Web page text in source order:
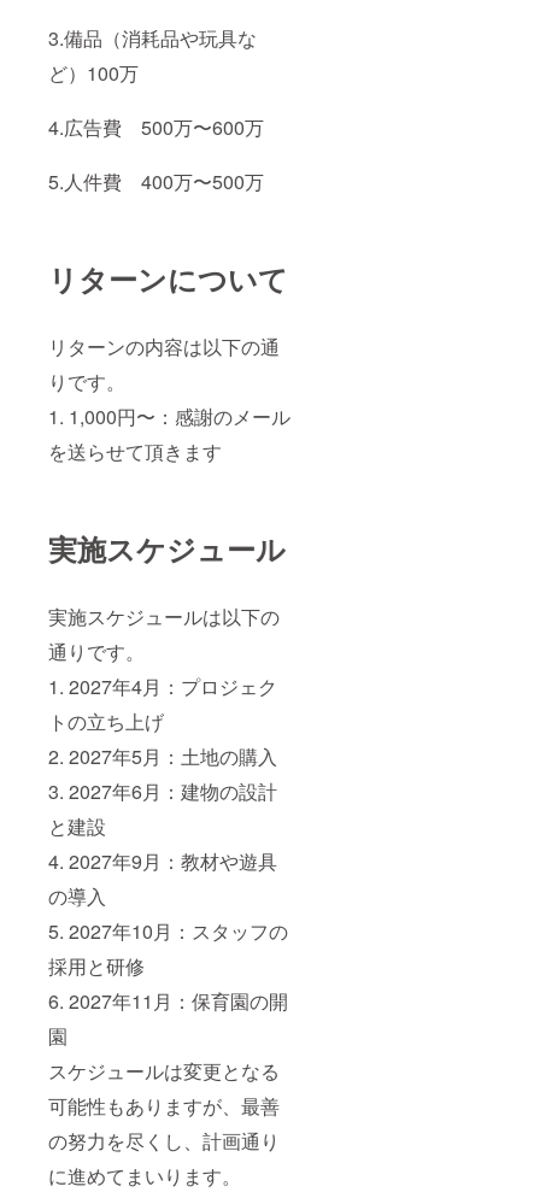
3.備品（消耗品や玩具な
ど）100万
4.広告費 500万〜600万
5.人件費 400万〜500万
リターンについて
リターンの内容は以下の通
りです。
1. 1,000円〜：感謝のメール
を送らせて頂きます
実施スケジュール
実施スケジュールは以下の
通りです。
1. 2027年4月：プロジェク
トの立ち上げ
2. 2027年5月：土地の購入
3. 2027年6月：建物の設計
と建設
4. 2027年9月：教材や遊具
の導入
5. 2027年10月：スタッフの
採用と研修
6. 2027年11月：保育園の開
園
スケジュールは変更となる
可能性もありますが、最善
の努力を尽くし、計画通り
に進めてまいります。